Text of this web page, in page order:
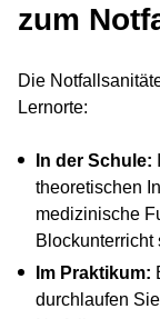
zum
Die
Lernorte:
In der Schule:
theoretischen
medizinische
Blockunterricht
Im Praktikum:
durchlaufen